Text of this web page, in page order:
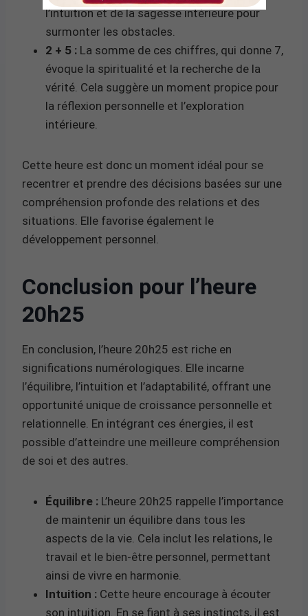
l’intuition et de la sagesse intérieure pour
surmonter les obstacles.
2 + 5 : La somme de ces chiffres, qui donne 7,
évoque la spiritualité et la recherche de la
vérité. Cela suggère un moment propice pour
la réflexion personnelle et l’exploration
intérieure.
Cette heure est donc un moment idéal pour se
recentrer et prendre des décisions basées sur une
compréhension profonde des relations et des
situations. Elle favorise également le
développement personnel.
Conclusion pour l’heure
20h25
En conclusion, l’heure 20h25 est riche en
significations numérologiques. Elle incarne
l’équilibre, l’intuition et l’adaptabilité, offrant une
opportunité unique de croissance personnelle et
relationnelle. En intégrant ces énergies, il est
possible d’atteindre une meilleure compréhension
de soi et des autres.
Équilibre : L’heure 20h25 rappelle l’importance
de maintenir un équilibre dans tous les
aspects de la vie. Cela inclut les relations, le
travail et le bien-être personnel, permettant
ainsi de vivre en harmonie.
Intuition : Cette heure encourage à écouter
son intuition. En se fiant à ses instincts, il est